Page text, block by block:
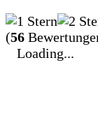
(56
Loading...